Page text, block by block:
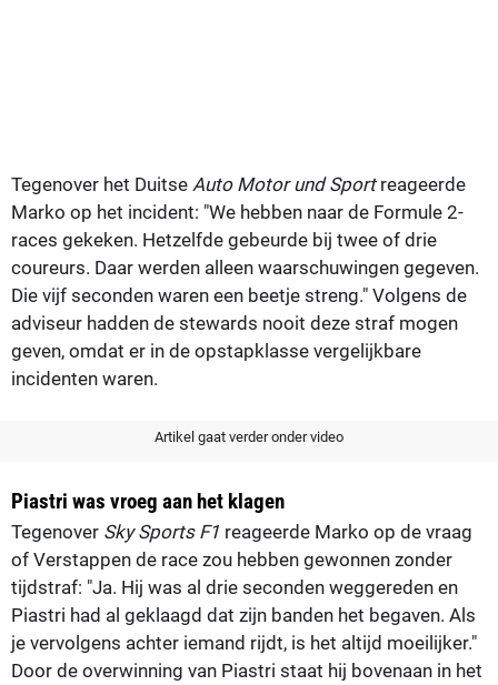
Tegenover het Duitse Auto Motor und Sportreageerde
Marko op het incident: "We hebben naar de Formule 2-
races gekeken. Hetzelfde gebeurde bij twee of drie
coureurs. Daar werden alleen waarschuwingen gegeven.
Die vijf seconden waren een beetje streng." Volgens de
adviseur hadden de stewards nooit deze straf mogen
geven, omdat er in de opstapklasse vergelijkbare
incidenten waren.
Artikel gaat verder onder video
Piastri was vroeg aan het klagen
Tegenover Sky Sports F1 reageerde Marko op de vraag
of Verstappen de race zou hebben gewonnen zonder
tijdstraf: "Ja. Hij was al drie seconden weggereden en
Piastri had al geklaagd dat zijn banden het begaven. Als
je vervolgens achter iemand rijdt, is het altijd moeilijker."
Door de overwinning van Piastri staat hij bovenaan in het